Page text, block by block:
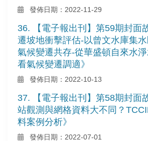
發佈日期：2022-11-29
36. 【電子報出刊】第59期封面
遷坡地衝擊評估-以曾文水庫集
氣候變遷共存-從華盛頓自來水
看氣候變遷調適》
發佈日期：2022-10-13
37. 【電子報出刊】第58期封面
站觀測與網格資料大不同？
料案例分析》
發佈日期：2022-07-01